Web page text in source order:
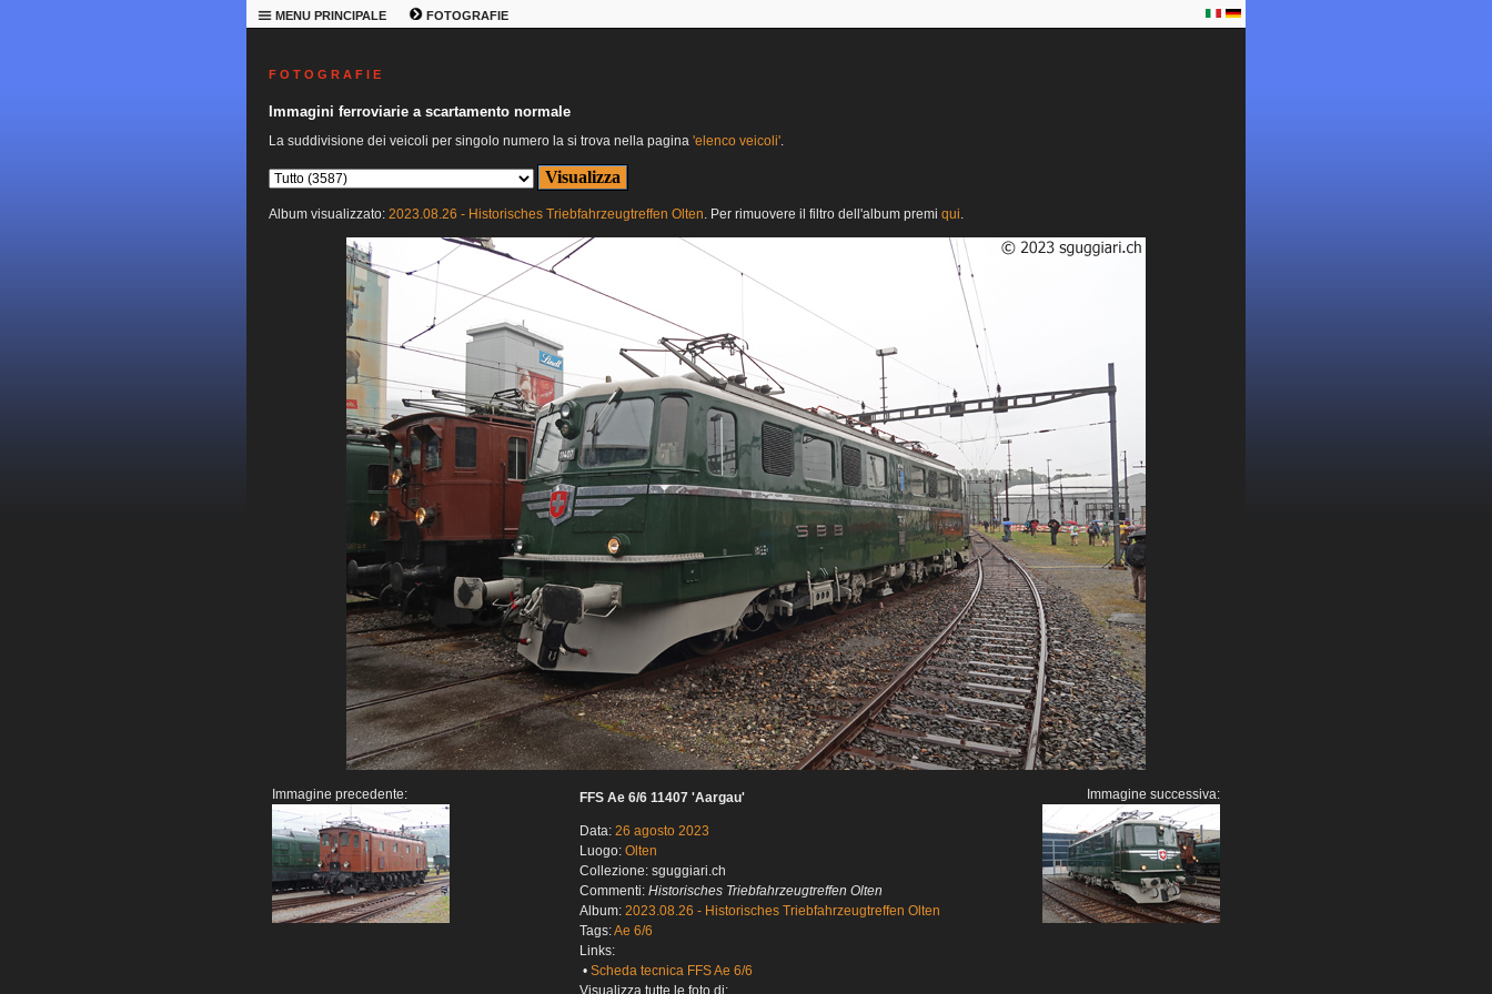
MENU PRINCIPALE FOTOGRAFIE
F O T O G R A F I E
Immagini ferroviarie a scartamento normale
La suddivisione dei veicoli per singolo numero la si trova nella pagina 'elenco veicoli'.
Album visualizzato: 2023.08.26 - Historisches Triebfahrzeugtreffen Olten. Per rimuovere il filtro dell'album premi qui.
Immagine precedente: FFS Ae 6/6 11407 'Aargau'
Data: 26 agosto 2023
Luogo: Olten
Collezione: sguggiari.ch
Commenti: Historisches Triebfahrzeugtreffen Olten
Album: 2023.08.26 - Historisches Triebfahrzeugtreffen Olten
Tags:Ae 6/6
Links:
• Scheda tecnica FFS Ae 6/6
Immagine successiva: